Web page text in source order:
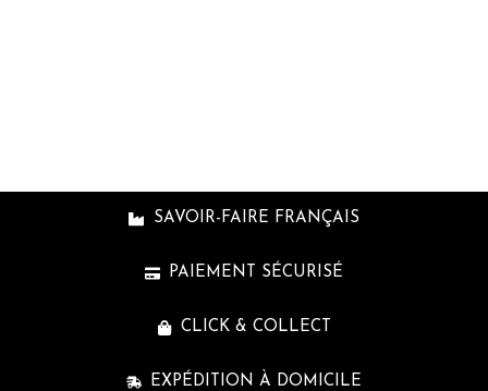
SAVOIR-FAIRE FRANÇAIS
PAIEMENT SÉCURISÉ
CLICK & COLLECT
EXPÉDITION À DOMICILE